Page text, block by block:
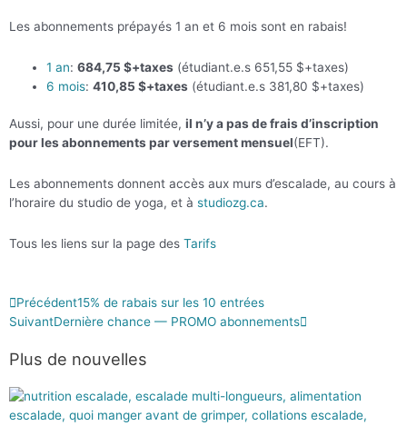
Les abonnements prépayés 1 an et 6 mois sont en rabais!
1 an:684,75 $+taxes (étudiant.e.s 651,55 $+taxes)
6 mois:410,85 $+taxes (étudiant.e.s 381,80 $+taxes)
Aussi, pour une durée limitée, il n’y a pas de frais d’inscription
pour les abonnements par versement mensuel(EFT).
Les abonnements donnent accès aux murs d’escalade, au cours à
l’horaire du studio de yoga, et à studiozg.ca.
Tous les liens sur la page des Tarifs
Précédent15% de rabais sur les 10 entrées
SuivantDernière chance — PROMO abonnements
Plus de nouvelles